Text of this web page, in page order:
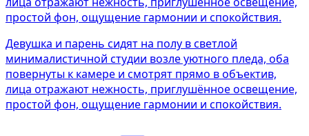
Девушка и парень сидят на полу в светлой
минималистичной студии возле уютного пледа, оба
повернуты к камере и смотрят прямо в объектив,
лица отражают нежность, приглушённое освещение,
простой фон, ощущение гармонии и спокойствия.